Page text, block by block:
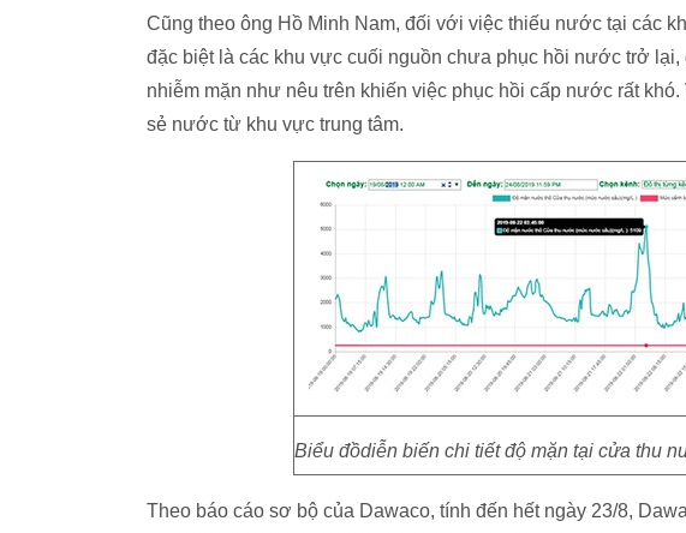
Cũng theo ông Hồ Minh Nam, đối với việc thiếu nước tại các
đặc biệt là các khu vực cuối nguồn chưa phục hồi nước trở
nhiễm mặn như nêu trên khiến việc phục hồi cấp nước rất
sẻ nước từ khu vực trung tâm.
Biểu đồdiễn biến chi tiết độ mặn tại cửa thu
Theo báo cáo sơ bộ của Dawaco, tính đến hết ngày 23/8,